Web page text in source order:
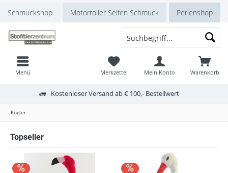
Schmuckshop Motorroller Seifen Schmuck Perlenshop
Kostenloser Versand ab € 100,- Bestellwert
Warenkorb
Merkzettel Mein Konto
Menü
Kögler
Topseller